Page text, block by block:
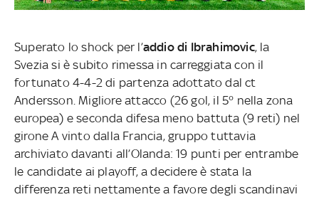
Superato lo shock per l’addio di Ibrahimovic, la
Svezia si è subito rimessa in carreggiata con il
fortunato 4-4-2 di partenza adottato dal ct
Andersson. Migliore attacco (26 gol, il 5° nella zona
europea) e seconda difesa meno battuta (9 reti) nel
girone A vinto dalla Francia, gruppo tuttavia
archiviato davanti all’Olanda: 19 punti per entrambe
le candidate ai playoff, a decidere è stata la
differenza reti nettamente a favore degli scandinavi